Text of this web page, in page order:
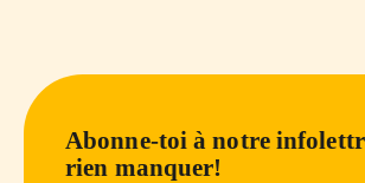
Abonne-toi à notre
rien manquer!